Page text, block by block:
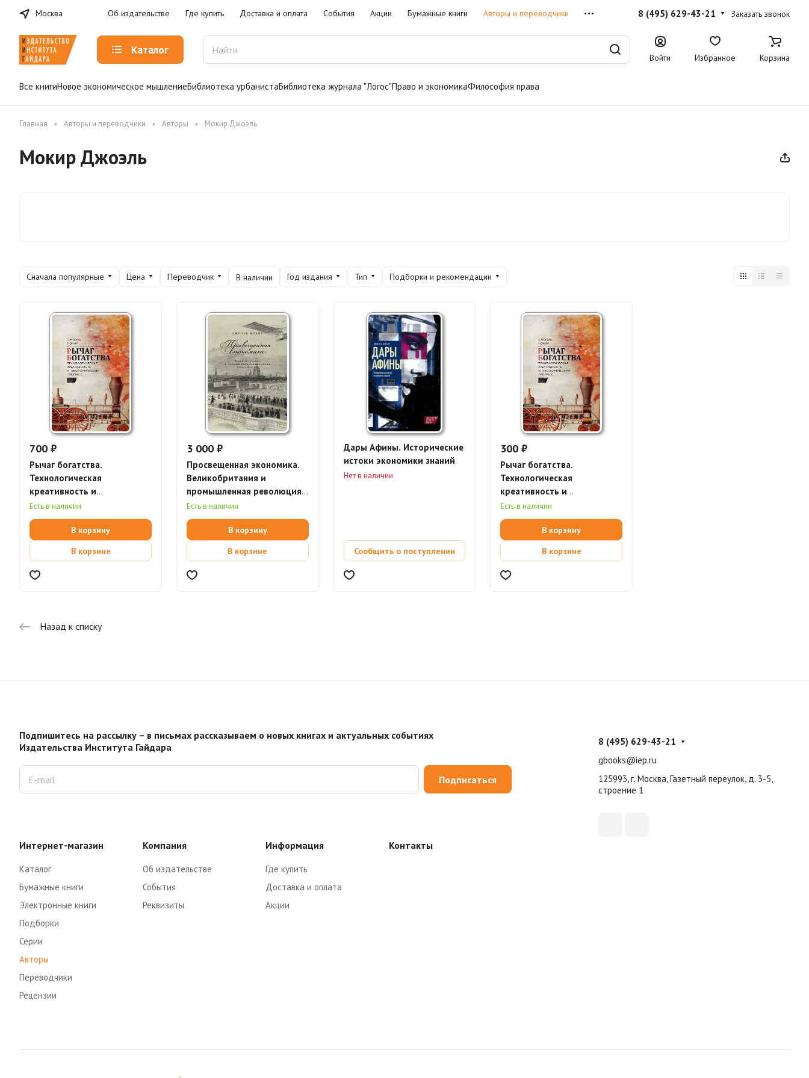
Москва Об издательстве Где купить Доставка и оплата События Акции Бумажные книги Авторы и переводчики 8 (495) 629-43-21 Заказать звонок
Каталог
Войти Избранное Корзина
Все книгиНовое экономическое мышлениеБиблиотека урбанистаБиблиотека журнала "Логос"Право и экономикаФилософия права
Главная Авторы и переводчики Авторы Мокир Джоэль
Мокир Джоэль
Сначала популярные Цена Переводчик В наличии Год издания Тип Подборки и рекомендации
700 ₽
Рычаг богатства.
Технологическая
креативность и
экономический прогресс
Есть в наличии
В корзину
В корзине
3 000 ₽
Просвещенная экономика.
Великобритания и
промышленная революция
1700–1850 гг.
Есть в наличии
В корзину
В корзине
Дары Афины. Исторические
истоки экономики знаний
Нет в наличии
Сообщить о поступлении
300 ₽
Рычаг богатства.
Технологическая
креативность и
экономический прогресс
(электронная книга)
Есть в наличии
В корзину
В корзине
Назад к списку
Подпишитесь на рассылку – в письмах рассказываем о новых книгах и актуальных событиях
Издательства Института Гайдара
Подписаться
Интернет-магазин
Каталог
Бумажные книги
Электронные книги
Подборки
Серии
Авторы
Переводчики
Рецензии
Компания
Об издательстве
События
Реквизиты
Информация
Где купить
Доставка и оплата
Акции
Контакты
8 (495) 629-43-21
gbooks@iep.ru
125993, г. Москва, Газетный переулок, д. 3-5,
строение 1